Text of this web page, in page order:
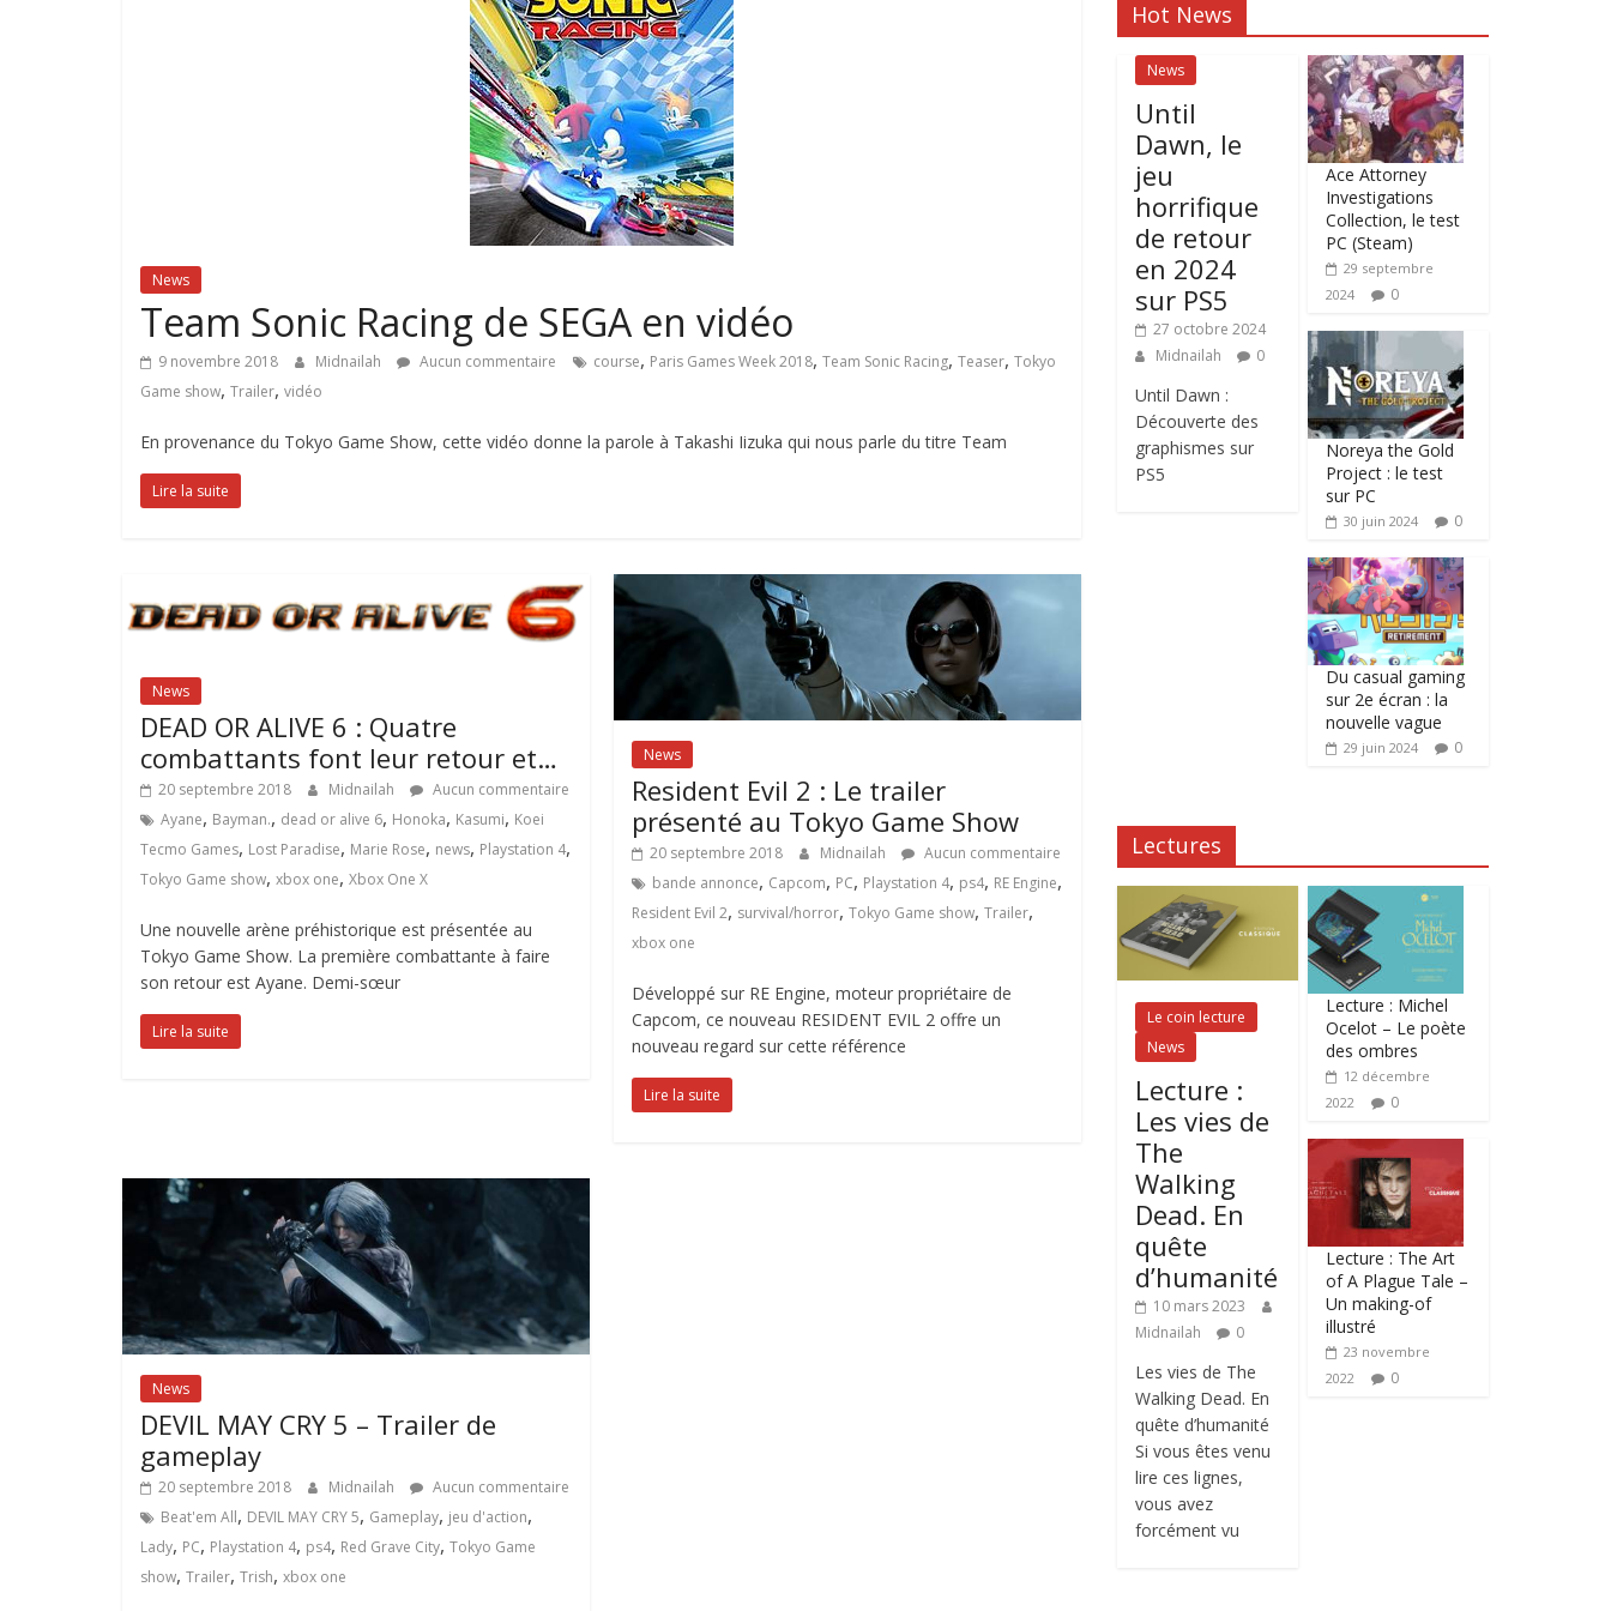
News
Team Sonic Racing de SEGA en vidéo
9 novembre 2018 Midnailah Aucun commentaire course, Paris Games Week 2018, Team Sonic Racing, Teaser, Tokyo
Game show, Trailer, vidéo
En provenance du Tokyo Game Show, cette vidéo donne la parole à Takashi Iizuka qui nous parle du titre Team
Lire la suite
News
DEAD OR ALIVE 6 : Quatre
combattants font leur retour et…
20 septembre 2018 Midnailah
Aucun commentaire
Ayane, Bayman., dead or alive 6, Honoka, Kasumi, Koei
Tecmo Games, Lost Paradise, Marie Rose, news, Playstation 4,
Tokyo Game show, xbox one, Xbox One X
Une nouvelle arène préhistorique est présentée au
Tokyo Game Show. La première combattante à faire
son retour est Ayane. Demi-sœur
Lire la suite
News
Resident Evil 2 : Le trailer
présenté au Tokyo Game Show
20 septembre 2018 Midnailah
Aucun commentaire
bande annonce, Capcom, PC, Playstation 4, ps4, RE Engine,
Resident Evil 2, survival/horror,Tokyo Game show,Trailer,
xbox one
Développé sur RE Engine, moteur propriétaire de
Capcom, ce nouveau RESIDENT EVIL 2 offre un
nouveau regard sur cette référence
Lire la suite
News
DEVIL MAY CRY 5 – Trailer de
gameplay
20 septembre 2018 Midnailah
Aucun commentaire
Beat'em All, DEVIL MAY CRY 5, Gameplay, jeu d'action,
Lady, PC, Playstation 4, ps4, Red Grave City, Tokyo Game
show, Trailer, Trish, xbox one
Hot News
News
Until
Dawn, le
jeu
horrifique
de retour
en 2024
sur PS5
27 octobre 2024
Midnailah
0
Until Dawn :
Découverte des
graphismes sur
PS5
Ace Attorney
Investigations
Collection, le test
PC (Steam)
29 septembre
2024
0
Noreya the Gold
Project : le test
sur PC
30 juin 2024 0
Du casual gaming
sur 2e écran : la
nouvelle vague
29 juin 2024 0
Lectures
Le coin lecture
News
Lecture :
Les vies de
The
Walking
Dead. En
quête
d’humanité
10 mars 2023
Midnailah
0
Les vies de The
Walking Dead. En
quête d’humanité
Si vous êtes venu
lire ces lignes,
vous avez
forcément vu
Lecture : Michel
Ocelot – Le poète
des ombres
12 décembre
2022
0
Lecture : The Art
of A Plague Tale –
Un making-of
illustré
23 novembre
2022
0